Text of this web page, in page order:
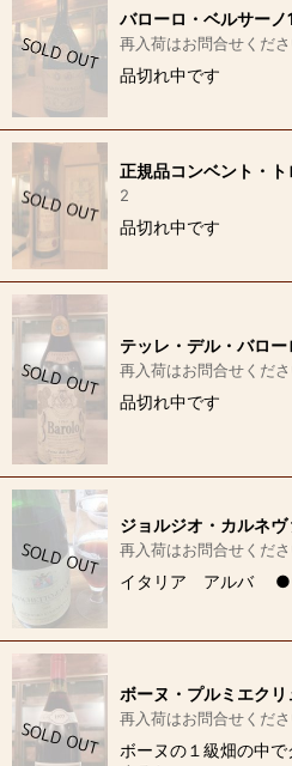
バローロ・ベルサー
再入荷はお問合せくだ
品切れ中です
正規品コンベント・
2
品切れ中です
テッレ・デル・バロ
再入荷はお問合せくだ
品切れ中です
ジョルジオ・カルネ
再入荷はお問合せくだ
イタリア アルバ ●ヴ
ボーヌ・プルミエク
再入荷はお問合せくだ
ボーヌの１級畑の中